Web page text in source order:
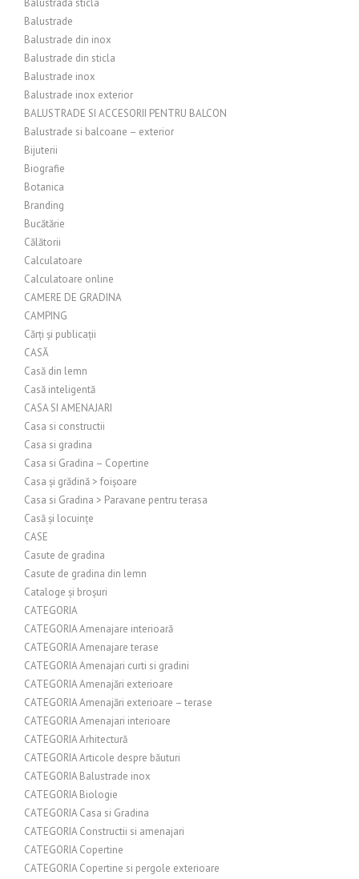
Balustrada sticla
Balustrade
Balustrade din inox
Balustrade din sticla
Balustrade inox
Balustrade inox exterior
BALUSTRADE SI ACCESORII PENTRU BALCON
Balustrade si balcoane – exterior
Bijuterii
Biografie
Botanica
Branding
Bucătărie
Călătorii
Calculatoare
Calculatoare online
CAMERE DE GRADINA
CAMPING
Cărți și publicații
CASĂ
Casă din lemn
Casă inteligentă
CASA SI AMENAJARI
Casa si constructii
Casa si gradina
Casa si Gradina – Copertine
Casa și grădină > foișoare
Casa si Gradina > Paravane pentru terasa
Casă și locuințe
CASE
Casute de gradina
Casute de gradina din lemn
Cataloge și broșuri
CATEGORIA
CATEGORIA Amenajare interioară
CATEGORIA Amenajare terase
CATEGORIA Amenajari curti si gradini
CATEGORIA Amenajări exterioare
CATEGORIA Amenajări exterioare – terase
CATEGORIA Amenajari interioare
CATEGORIA Arhitectură
CATEGORIA Articole despre băuturi
CATEGORIA Balustrade inox
CATEGORIA Biologie
CATEGORIA Casa si Gradina
CATEGORIA Constructii si amenajari
CATEGORIA Copertine
CATEGORIA Copertine si pergole exterioare